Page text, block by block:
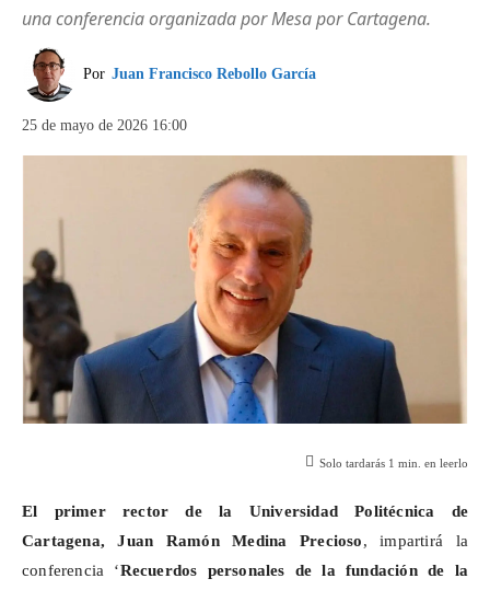
una conferencia organizada por Mesa por Cartagena.
Por Juan Francisco Rebollo García
25 de mayo de 2026 16:00
Solo tardarás 1 min. en leerlo
El primer rector de la Universidad Politécnica de
Cartagena, Juan Ramón Medina Precioso, impartirá la
conferencia ‘Recuerdos personales de la fundación de la